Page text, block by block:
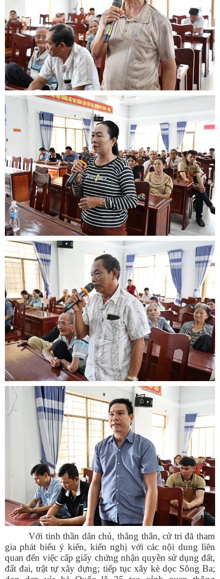
Với tinh thần dân chủ, thẳng thắn, cử tri đã tham
gia phát biểu ý kiến, kiến nghị với các nội dung liên
quan đến việc cấp giấy chứng nhận quyền sử dụng đất,
đất đai, trật tự xây dựng; tiếp tục xây kè dọc Sông Ba;